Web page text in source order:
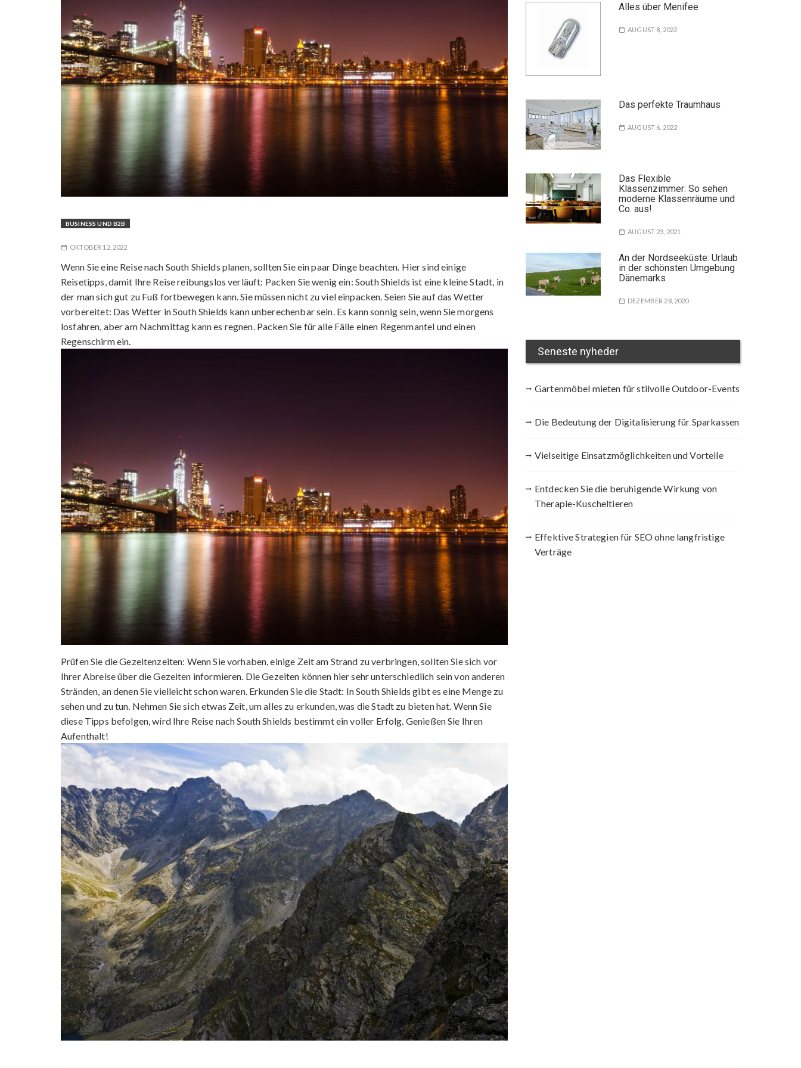
BUSINESS UND B2B
OKTOBER 12, 2022
Wenn Sie eine Reise nach South Shields planen, sollten Sie ein paar Dinge beachten. Hier sind einige
Reisetipps, damit Ihre Reise reibungslos verläuft: Packen Sie wenig ein: South Shields ist eine kleine Stadt, in
der man sich gut zu Fuß fortbewegen kann. Sie müssen nicht zu viel einpacken. Seien Sie auf das Wetter
vorbereitet: Das Wetter in South Shields kann unberechenbar sein. Es kann sonnig sein, wenn Sie morgens
losfahren, aber am Nachmittag kann es regnen. Packen Sie für alle Fälle einen Regenmantel und einen
Regenschirm ein.
Prüfen Sie die Gezeitenzeiten: Wenn Sie vorhaben, einige Zeit am Strand zu verbringen, sollten Sie sich vor
Ihrer Abreise über die Gezeiten informieren. Die Gezeiten können hier sehr unterschiedlich sein von anderen
Stränden, an denen Sie vielleicht schon waren. Erkunden Sie die Stadt: In South Shields gibt es eine Menge zu
sehen und zu tun. Nehmen Sie sich etwas Zeit, um alles zu erkunden, was die Stadt zu bieten hat. Wenn Sie
diese Tipps befolgen, wird Ihre Reise nach South Shields bestimmt ein voller Erfolg. Genießen Sie Ihren
Aufenthalt!
Alles über Menifee
AUGUST 8, 2022
Das perfekte Traumhaus
AUGUST 6, 2022
Das Flexible
Klassenzimmer: So sehen
moderne Klassenräume und
Co. aus!
AUGUST 23, 2021
An der Nordseeküste: Urlaub
in der schönsten Umgebung
Dänemarks
DEZEMBER 28, 2020
Seneste nyheder
Gartenmöbel mieten für stilvolle Outdoor-Events
Die Bedeutung der Digitalisierung für Sparkassen
Vielseitige Einsatzmöglichkeiten und Vorteile
Entdecken Sie die beruhigende Wirkung von
Therapie-Kuscheltieren
Effektive Strategien für SEO ohne langfristige
Verträge